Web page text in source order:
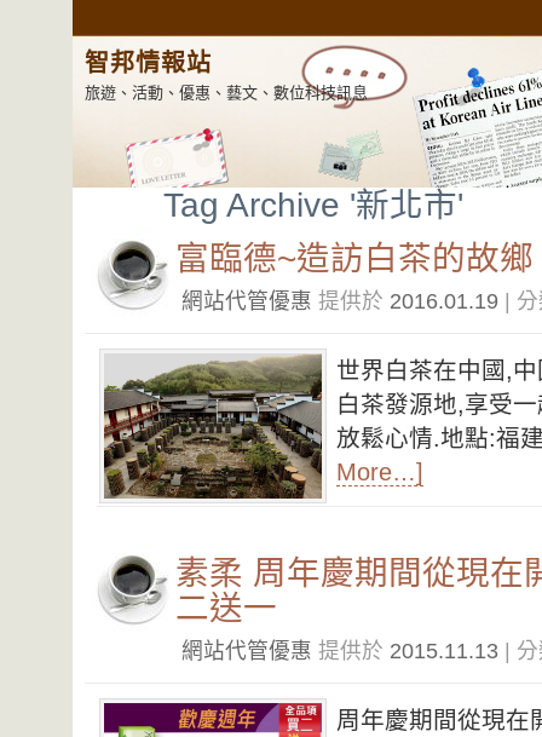
智邦情報站
旅遊、活動、優惠、藝文、數位科技訊息
Tag Archive '新北市'
富臨德~造訪白茶的故鄉
網站代管優惠 提供於 2016.01.19 |
世界白茶在中國,
白茶發源地,享受
放鬆心情.地點:福
More…]
素柔 周年慶期間從現在
二送一
網站代管優惠 提供於 2015.11.13 |
周年慶期間從現在